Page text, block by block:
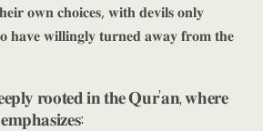
𝐨𝐰𝐧 𝐜𝐡𝐨𝐢𝐜𝐞𝐬, 𝐰𝐢𝐭𝐡 𝐝𝐞𝐯𝐢𝐥𝐬 𝐨𝐧𝐥𝐲
𝐡𝐚𝐯𝐞 𝐰𝐢𝐥𝐥𝐢𝐧𝐠𝐥𝐲 𝐭𝐮𝐫𝐧𝐞𝐝 𝐚𝐰𝐚𝐲 𝐟𝐫𝐨𝐦 𝐭𝐡𝐞
𝐫𝐨𝐨𝐭𝐞𝐝 𝐢𝐧 𝐭𝐡𝐞 𝐐𝐮𝐫’𝐚𝐧, 𝐰𝐡𝐞𝐫𝐞
𝐞𝐦𝐩𝐡𝐚𝐬𝐢𝐳𝐞𝐬: